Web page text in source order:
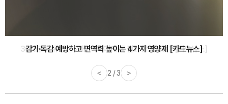
감기·독감 예방하고 면역력 높이는 4가지 영양제 [카드뉴스]
< 3 / 3 >